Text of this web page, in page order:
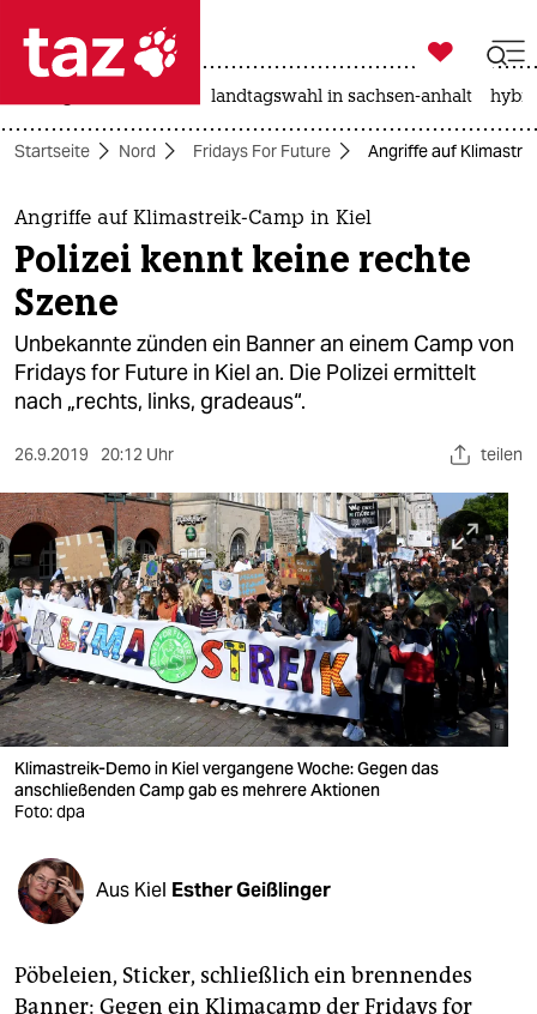
 taz zahl ich
taz zahl ich
themen
politik
öko
gesellschaft
sport
berlin
nord
wahrheit
verlag
verlag
veranstaltungen
fragen & hilfe
abo

taz zahl ich
landtagswahl in sachsen-anhalt
Startseite Nord Fridays For Future Angriffe auf
Angriffe auf Klimastreik-Camp in Kiel
Polizei kennt keine rechte
Szene
Unbekannte zünden ein Banner an einem Camp von
Fridays for Future in Kiel an. Die Polizei ermittelt
nach „rechts, links, gradeaus“.
26.9.2019 20:12 Uhr teilen
Klimastreik-Demo in Kiel vergangene Woche: Gegen das
anschließenden Camp gab es mehrere Aktionen
Foto: dpa
Aus Kiel Esther Geißlinger
Pöbeleien, Sticker, schließlich ein brennendes
Banner: Gegen ein Klimacamp der Fridays for